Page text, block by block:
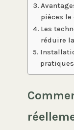
pièces le
Les
réduire
pratiques